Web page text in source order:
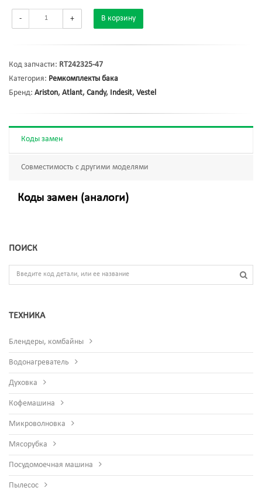
- + В корзину
Код запчасти: RT242325-47
Категория: Ремкомплекты бака
Бренд: Ariston, Atlant, Candy, Indesit, Vestel
Коды замен
Совместимость с другими моделями
Коды замен (аналоги)
ПОИСК
ТЕХНИКА
Блендеры, комбайны
Водонагреватель
Духовка
Кофемашина
Микроволновка
Мясорубка
Посудомоечная машина
Пылесос